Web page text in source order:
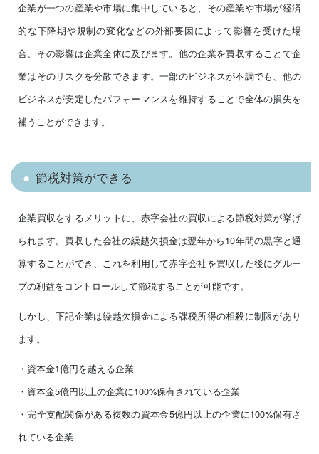
企業が一つの産業や市場に集中していると、その産業や市場が経済
的な下降期や規制の変化などの外部要因によって影響を受けた場
合、その影響は企業全体に及びます。他の企業を買収することで企
業はそのリスクを分散できます。一部のビジネスが不調でも、他の
ビジネスが安定したパフォーマンスを維持することで全体の損失を
補うことができます。
節税対策ができる
企業買収をするメリットに、赤字会社の買収による節税対策が挙げ
られます。買収した会社の繰越欠損金は翌年から10年間の黒字と通
算することができ、これを利用して赤字会社を買収した後にグルー
プの利益をコントロールして節税することが可能です。
しかし、下記企業は繰越欠損金による課税所得の相殺に制限があり
ます。
・資本金1億円を越える企業
・資本金5億円以上の企業に100%保有されている企業
・完全支配関係がある複数の資本金5億円以上の企業に100%保有さ
れている企業